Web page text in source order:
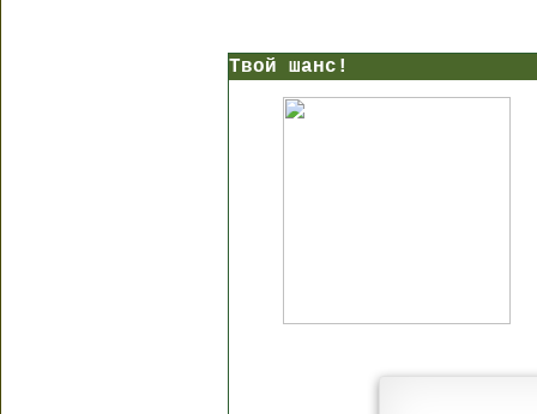
Твой шанс!